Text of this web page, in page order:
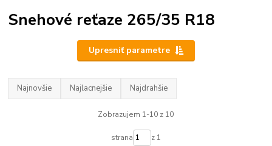
Snehové reťaze 265/35 R18
Upresniť parametre
Najnovšie Najlacnejšie Najdrahšie
Zobrazujem 1-10 z 10
strana z 1